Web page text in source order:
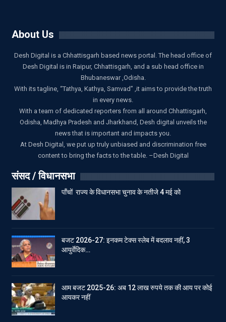
About Us
Desh Digital is a Chhattisgarh based news portal. The head office of
Desh Digital is in Raipur, Chhattisgarh, and a sub head office in
Bhubaneswar ,Odisha.
With its tagline, “Tathya, Kathya, Samvad” ,it aims to provide the truth
in every news.
With a team of dedicated reporters from all around Chhattisgarh,
Odisha, Madhya Pradesh and Jharkhand, Desh digital unveils the
news that is important and impacts you.
At Desh Digital, we put up truly unbiased and discrimination free
content to bring the facts to the table. –Desh Digital
संसद / विधानसभा
पाँचों राज्य के विधानसभा चुनाव के नतीजे 4 मई को
बजट 2026-27: इनकम टेक्स स्लेब में बदलाव नहीं, 3
आयुर्वेदिक…
आम बजट 2025-26: अब 12 लाख रुपये तक की आय पर कोई
आयकर नहीं